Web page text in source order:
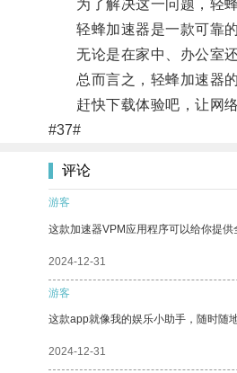
为了解决这一问题，轻蜂
轻蜂加速器是一款可靠的
无论是在家中、办公室还
总而言之，轻蜂加速器的
赶快下载体验吧，让网络
#37#
评论
游客
这款加速器VPM应用程序可以给你提供
2024-12-31
游客
这款app就像我的娱乐小助手，随时随
2024-12-31